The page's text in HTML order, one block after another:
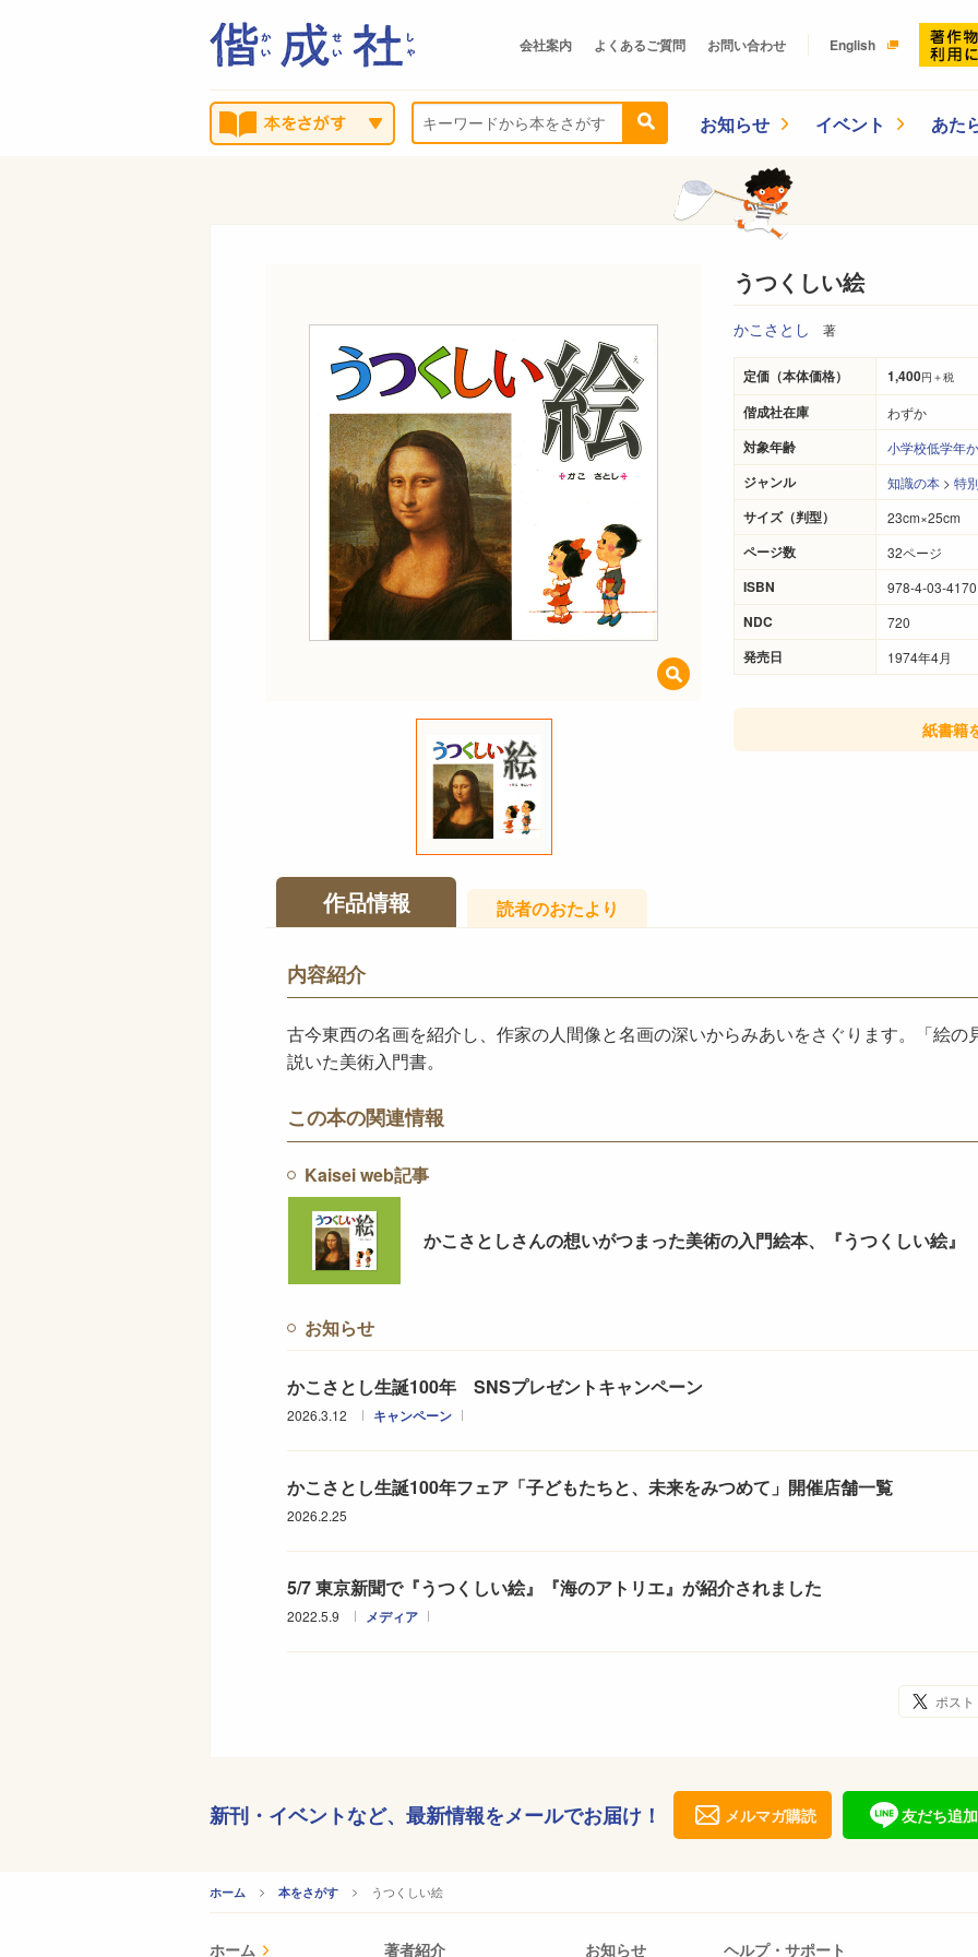
会社案内 よくあるご質問 お問い合わせ English
お知らせ イベント あた
うつくしい絵
かこさとし 著
定価（本体価格） 1,400円＋税
偕成社在庫 わずか
対象年齢 小学校低学年
ジャンル 知識の本 >特
サイズ（判型） 23cm×25cm
ページ数 32ページ
ISBN 978-4-03-
NDC 720
発売日 1974年4月
紙書籍
作品情報 読者のおたより
内容紹介
古今東西の名画を紹介し、作家の人間像と名画の深いからみあいをさぐります。「絵の
説いた美術入門書。
この本の関連情報
Kaisei web記事
かこさとしさんの想いがつまった美術の入門絵本、『うつくしい絵』
お知らせ
かこさとし生誕100年 SNSプレゼントキャンペーン
2026.3.12 キャンペーン
かこさとし生誕100年フェア「子どもたちと、未来をみつめて」開催店舗一覧
2026.2.25
5/7 東京新聞で『うつくしい絵』『海のアトリエ』が紹介されました
2022.5.9 メディア
ポスト
新刊・イベントなど、 最新情報をメールでお届け！ メルマガ購読 友だち追加
ホーム 本をさがす CURRENT:
うつくしい絵
ホーム 著者紹介 お知らせ ヘルプ・サポート